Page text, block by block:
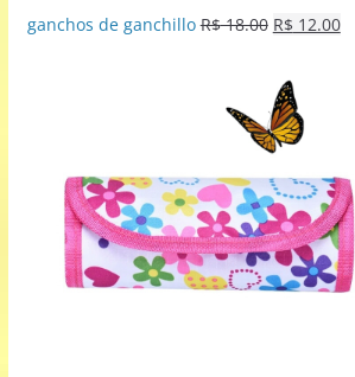
ganchos de ganchillo R$18.00 R$ 12.00